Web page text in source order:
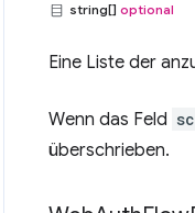
string[] optional
Eine Liste der
Wenn das Feld
überschrieben.